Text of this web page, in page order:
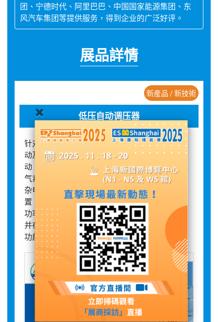
团、宁德时代、阿里巴巴、中国国家能源集团、东
风汽车集团等提供服务，得到企业的广泛好评。
展品詳情
新産品 / 新技術
低压自动调压器
针对配电台区因供电线路长、线径偏小、负荷波
动及分布式光伏接入导致的电压偏低、偏高、波
动、无功不足及三相不平衡等复杂问题，瑞通电
气系统开发了一系列电压治理装置。面对末端复
杂电压质量问题，还可部署台区智能综合调节装
置，通过储能单元与变流技术进行快速充放电与
功率调节，有效解决电压偏差、波动和不平衡，
并在削峰填谷、平滑新能源输出等方面发挥多重
功能，全面提升供电质量与电网稳定性。